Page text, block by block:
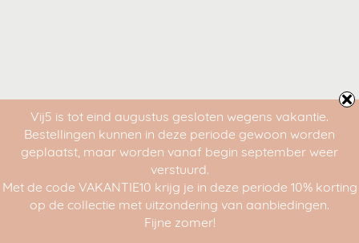
Vij5 is tot eind augustus gesloten wegens vakantie.
Bestellingen kunnen in deze periode gewoon worden
geplaatst, maar worden vanaf begin september weer
verstuurd.
Met de code VAKANTIE10 krijg je in deze periode 10% korting
op de collectie met uitzondering van aanbiedingen.
Fijne zomer!